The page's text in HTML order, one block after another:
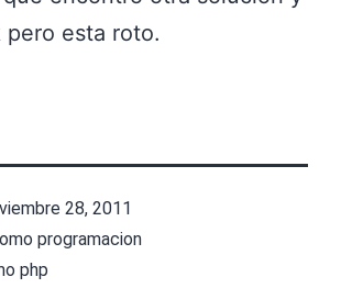
pero esta roto.
28, 2011
programacion
php